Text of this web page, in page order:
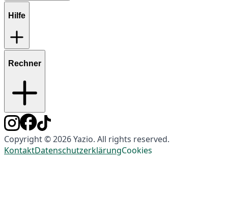
Hilfe
Rechner
Copyright © 2026 Yazio. All rights reserved.
KontaktDatenschutzerklärungCookies